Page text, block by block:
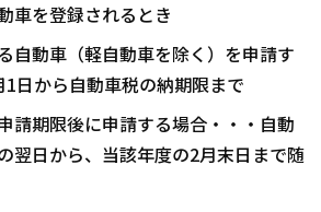
車を登録されるとき
自動車（軽自動車を除く）を申請す
日から自動車税の納期限まで
請期限後に申請する場合・・・自動
翌日から、当該年度の2月末日まで随